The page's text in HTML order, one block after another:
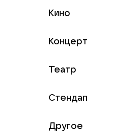
Кино
Концерт
Театр
Стендап
Другое